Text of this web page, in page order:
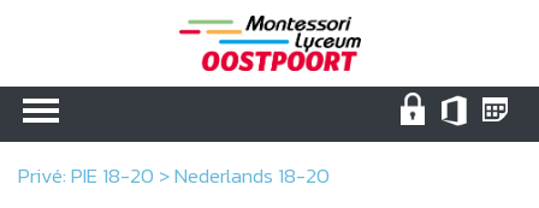
Toggle navigation
Privé: PIE 18-20 >Nederlands 18-20